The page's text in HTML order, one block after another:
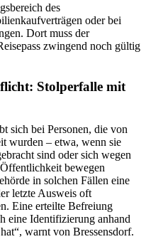
des
oder bei
Dort muss der
zwingend noch gültig
Stolperfalle mit
sich bei Personen, die von
wurden – etwa, wenn sie
sind oder sich wegen
bewegen
in solchen Fällen eine
letzte Ausweis oft
Eine erteilte Befreiung
eine Identifizierung anhand
warnt von Bressensdorf.